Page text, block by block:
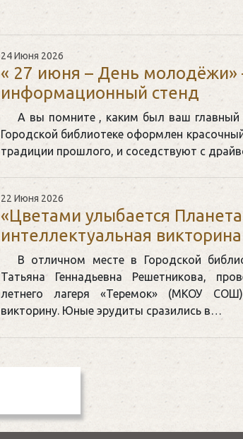
24 Июня 2026
« 27 июня – День
информационный стенд
А вы помните , каким был ваш главный
Городской библиотеке оформлен
традиции прошлого, и соседствуют с
22 Июня 2026
«Цветами улыбается
интеллектуальная викторина
В отличном месте в Городской
Татьяна Геннадьевна Решетникова,
летнего лагеря «Теремок» (МКОУ СОШ)
викторину. Юные эрудиты сразились в…